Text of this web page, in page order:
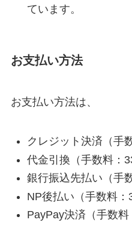
ています。
お支払い方法
お支払い方法は、
クレジット決済（手
代金引換（手数料：
銀行振込先払い（手
NP後払い（手数料：
PayPay決済（手数料